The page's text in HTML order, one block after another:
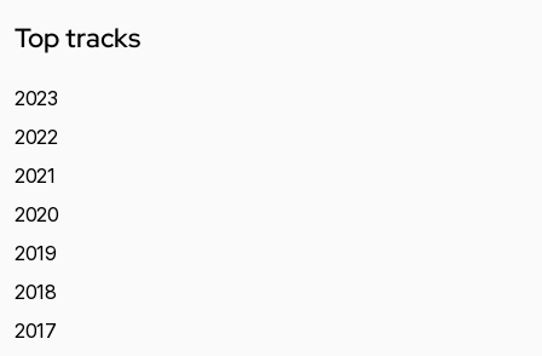
Top tracks
2023
2022
2021
2020
2019
2018
2017